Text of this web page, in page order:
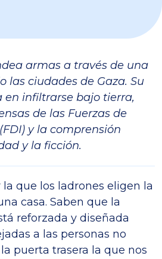
armas a través de una
las ciudades de Gaza. Su
en infiltrarse bajo tierra,
de las Fuerzas de
y la comprensión
y la ficción.
que los ladrones eligen la
casa. Saben que la
reforzada y diseñada
a las personas no
puerta trasera la que nos